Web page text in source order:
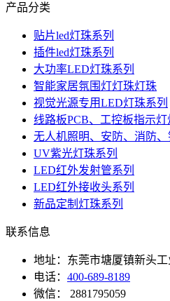
产品分类
贴片led灯珠系列
插件led灯珠系列
大功率LED灯珠系列
智能家居氛围灯灯珠灯珠
视觉光源专用LED灯珠系列
线路板PCB、工控板指示灯
无人机照明、安防、消防
UV紫光灯珠系列
LED红外发射管系列
LED红外接收头系列
新品定制灯珠系列
联系信息
地址：东莞市塘厦镇新头工
电话： 400-689-8189
微信： 2881795059